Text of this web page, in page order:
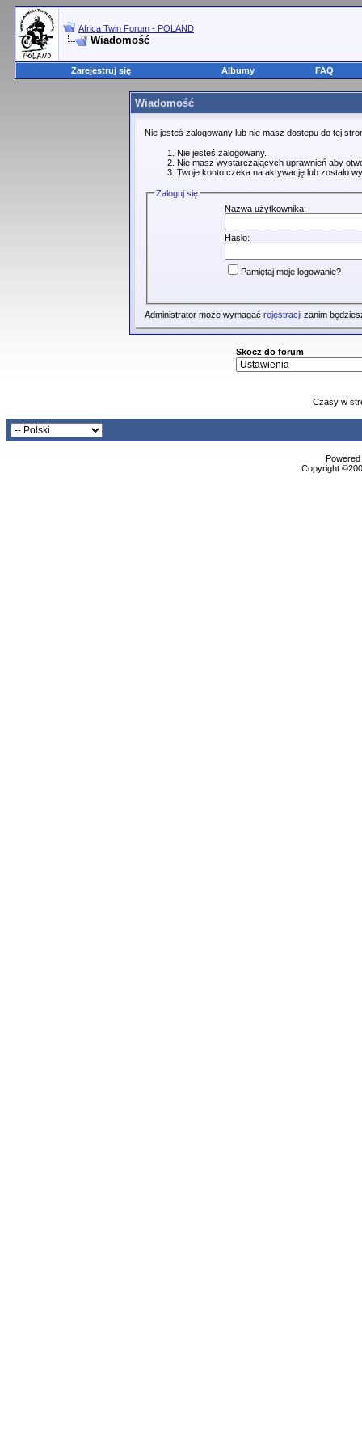
Africa Twin Forum - POLAND
Wiadomość
Zarejestruj się Albumy FAQ
Wiadomość
Nie jesteś zalogowany lub nie masz dostepu do tej
Nie jesteś zalogowany.
Nie masz wystarczających uprawnień aby
Twoje konto czeka na aktywację lub zostało
Zaloguj się
Nazwa użytkownika:
Hasło:
Pamiętaj moje logowanie?
Administrator może wymagać rejestracji zanim
Skocz do forum
Czasy w
Copyright